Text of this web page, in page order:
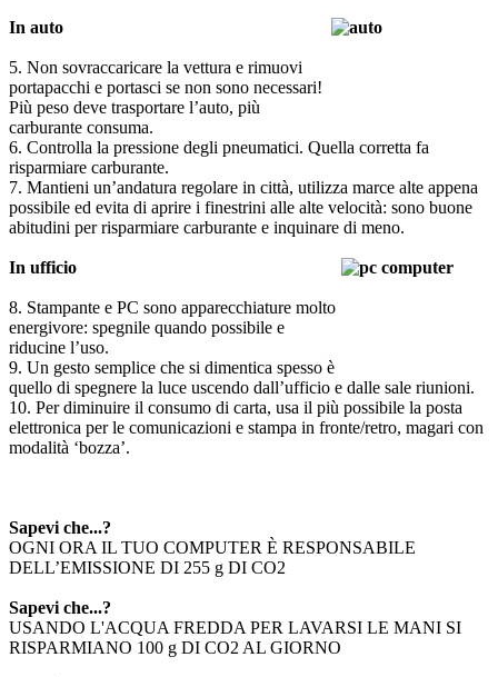
In auto
5. Non sovraccaricare la vettura e rimuovi
portapacchi e portasci se non sono necessari!
Più peso deve trasportare l’auto, più
carburante consuma.
6. Controlla la pressione degli pneumatici. Quella corretta fa
risparmiare carburante.
7. Mantieni un’andatura regolare in città, utilizza marce alte appena
possibile ed evita di aprire i finestrini alle alte velocità: sono buone
abitudini per risparmiare carburante e inquinare di meno.
In ufficio
8. Stampante e PC sono apparecchiature molto
energivore: spegnile quando possibile e
riducine l’uso.
9. Un gesto semplice che si dimentica spesso è
quello di spegnere la luce uscendo dall’ufficio e dalle sale riunioni.
10. Per diminuire il consumo di carta, usa il più possibile la posta
elettronica per le comunicazioni e stampa in fronte/retro, magari con
modalità ‘bozza’.
Sapevi che...?
OGNI ORA IL TUO COMPUTER È RESPONSABILE
DELL’EMISSIONE DI 255 g DI CO2
Sapevi che...?
USANDO L'ACQUA FREDDA PER LAVARSI LE MANI SI
RISPARMIANO 100 g DI CO2 AL GIORNO